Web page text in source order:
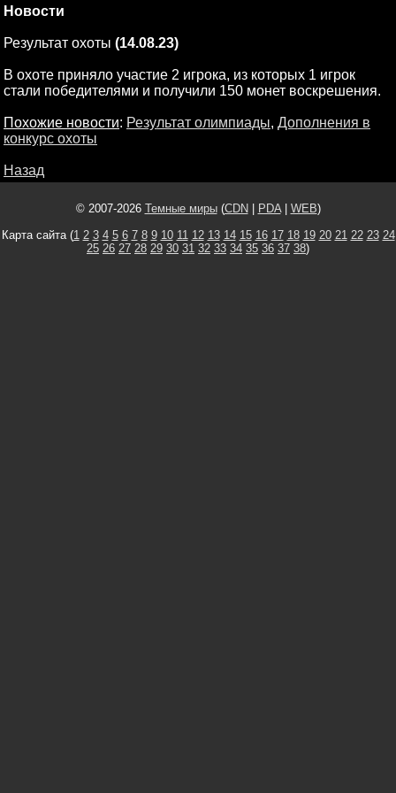
Новости
Результат охоты (14.08.23)
В охоте приняло участие 2 игрока, из которых 1 игрок
стали победителями и получили 150 монет воскрешения.
Похожие новости: Результат олимпиады, Дополнения в
конкурс охоты
Назад
© 2007-2026 Темные миры(CDN PDA| WEB)
Карта сайта (1 2 3 4 5 6 7 8 9 10 11 12 13 14 15 16 17 18 19 20 21 22 23 24
25 26 27 28 29 30 31 32 33 34 35 36 37 38)